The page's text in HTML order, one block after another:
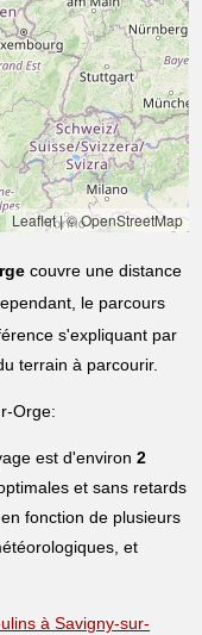
Leaflet|© OpenStreetMap
couvre une distance
le parcours
s'expliquant par
terrain à parcourir.
Orge:
est d'environ2
et sans retards
fonction de plusieurs
et
à Savigny-sur-